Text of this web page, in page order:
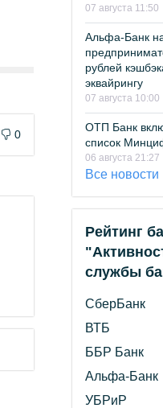
0
07 августа 11:50
Альфа-Банк
рублей
эквайрингу
07 августа 10:00
ОТП Банк
список
06 августа 21:27
Все новости
Рейтинг
службы
СберБанк
ВТБ
ББР Банк
Альфа-Банк
УБРиР